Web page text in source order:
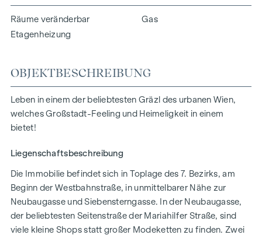
Räume veränderbar
Etagenheizung
Gas
OBJEKTBESCHREIBUNG
Leben in einem der beliebtesten Gräzl des urbanen Wien,
welches Großstadt-Feeling und Heimeligkeit in einem
bietet!
Liegenschaftsbeschreibung
Die Immobilie befindet sich in Toplage des 7. Bezirks, am
Beginn der Westbahnstraße, in unmittelbarer Nähe zur
Neubaugasse und Siebensterngasse. In der Neubaugasse,
der beliebtesten Seitenstraße der Mariahilfer Straße, sind
viele kleine Shops statt großer Modeketten zu finden. Zwei